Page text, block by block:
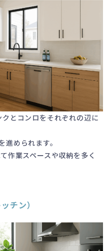
とコンロをそれぞれの辺に
められます。
作業スペースや収納を多く
チン）